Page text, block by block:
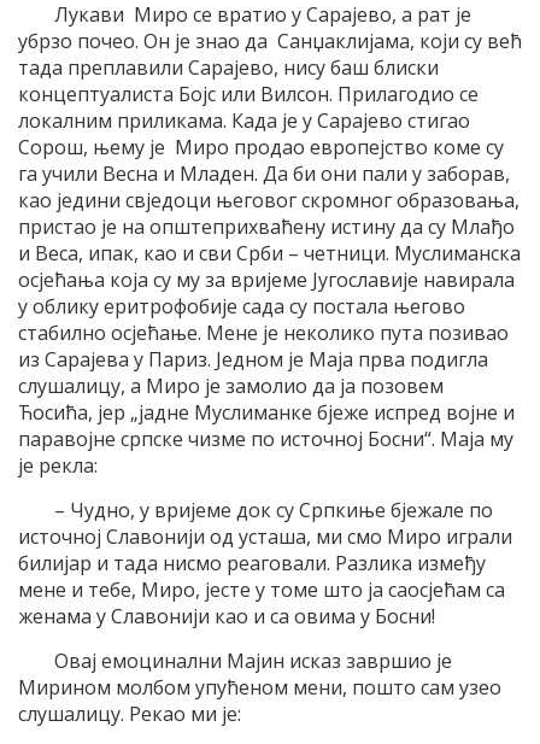
Лукави Миро се вратио у Сарајево, а рат је
убрзо почео. Он је знао да Санџаклијама, који су већ
тада преплавили Сарајево, нису баш блиски
концептуалиста Бојс или Вилсон. Прилагодио се
локалним приликама. Када је у Сарајево стигао
Сорош, њему је Миро продао европејство коме су
га учили Весна и Младен. Да би они пали у заборав,
као једини свједоци његовог скромног образовања,
пристао је на општеприхваћену истину да су Млађо
и Веса, ипак, као и сви Срби – четници. Муслиманска
осјећања која су му за вријеме Југославије навирала
у облику еритрофобије сада су постала његово
стабилно осјећање. Мене је неколико пута позивао
из Сарајева у Париз. Једном је Маја прва подигла
слушалицу, а Миро је замолио да ја позовем
Ћосића, јер „јадне Муслиманке бјеже испред војне и
паравојне српске чизме по источној Босни“. Маја му
је рекла:
– Чудно, у вријеме док су Српкиње бјежале по
источној Славонији од усташа, ми смо Миро играли
билијар и тада нисмо реаговали. Разлика између
мене и тебе, Миро, јесте у томе што ја саосјећам са
женама у Славонији као и са овима у Босни!
Овај емоцинални Мајин исказ завршио је
Мирином молбом упућеном мени, пошто сам узео
слушалицу. Рекао ми је: